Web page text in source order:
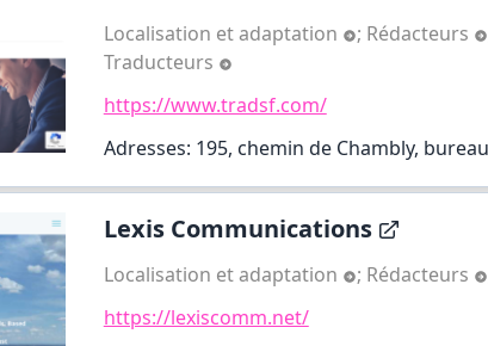
Localisation et adaptation ; Rédacteurs
Traducteurs
https://www.tradsf.com/
Adresses: 195, chemin de Chambly,
Lexis Communications
Localisation et adaptation ; Rédacteurs
https://lexiscomm.net/